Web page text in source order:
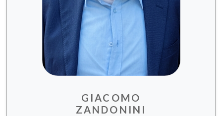
GIACOMO
ZANDONINI